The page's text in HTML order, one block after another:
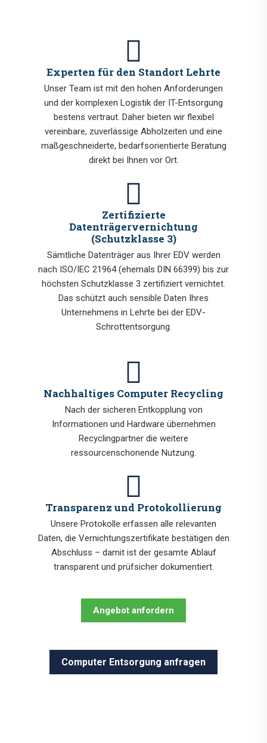
Experten für den Standort Lehrte
Unser Team ist mit den hohen Anforderungen
und der komplexen Logistik der IT-Entsorgung
bestens vertraut. Daher bieten wir flexibel
vereinbare, zuverlässige Abholzeiten und eine
maßgeschneiderte, bedarfsorientierte Beratung
direkt bei Ihnen vor Ort.
Zertifizierte
Datenträgervernichtung
(Schutzklasse 3)
Sämtliche Datenträger aus Ihrer EDV werden
nach ISO/IEC 21964 (ehemals DIN 66399) bis zur
höchsten Schutzklasse 3 zertifiziert vernichtet.
Das schützt auch sensible Daten Ihres
Unternehmens in Lehrte bei der EDV-
Schrottentsorgung.
Nachhaltiges Computer Recycling
Nach der sicheren Entkopplung von
Informationen und Hardware übernehmen
Recyclingpartner die weitere
ressourcenschonende Nutzung.
Transparenz und Protokollierung
Unsere Protokolle erfassen alle relevanten
Daten, die Vernichtungszertifikate bestätigen den
Abschluss – damit ist der gesamte Ablauf
transparent und prüfsicher dokumentiert.
Angebot anfordern
Computer Entsorgung anfragen